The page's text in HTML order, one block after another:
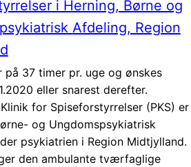
i Herning, Børne og
Afdeling, Region
på 37 timer pr. uge og ønskes
eller snarest derefter.
for Spiseforstyrrelser (PKS) er
og Ungdomspsykiatrisk
psykiatrien i Region Midtjylland.
den ambulante tværfaglige